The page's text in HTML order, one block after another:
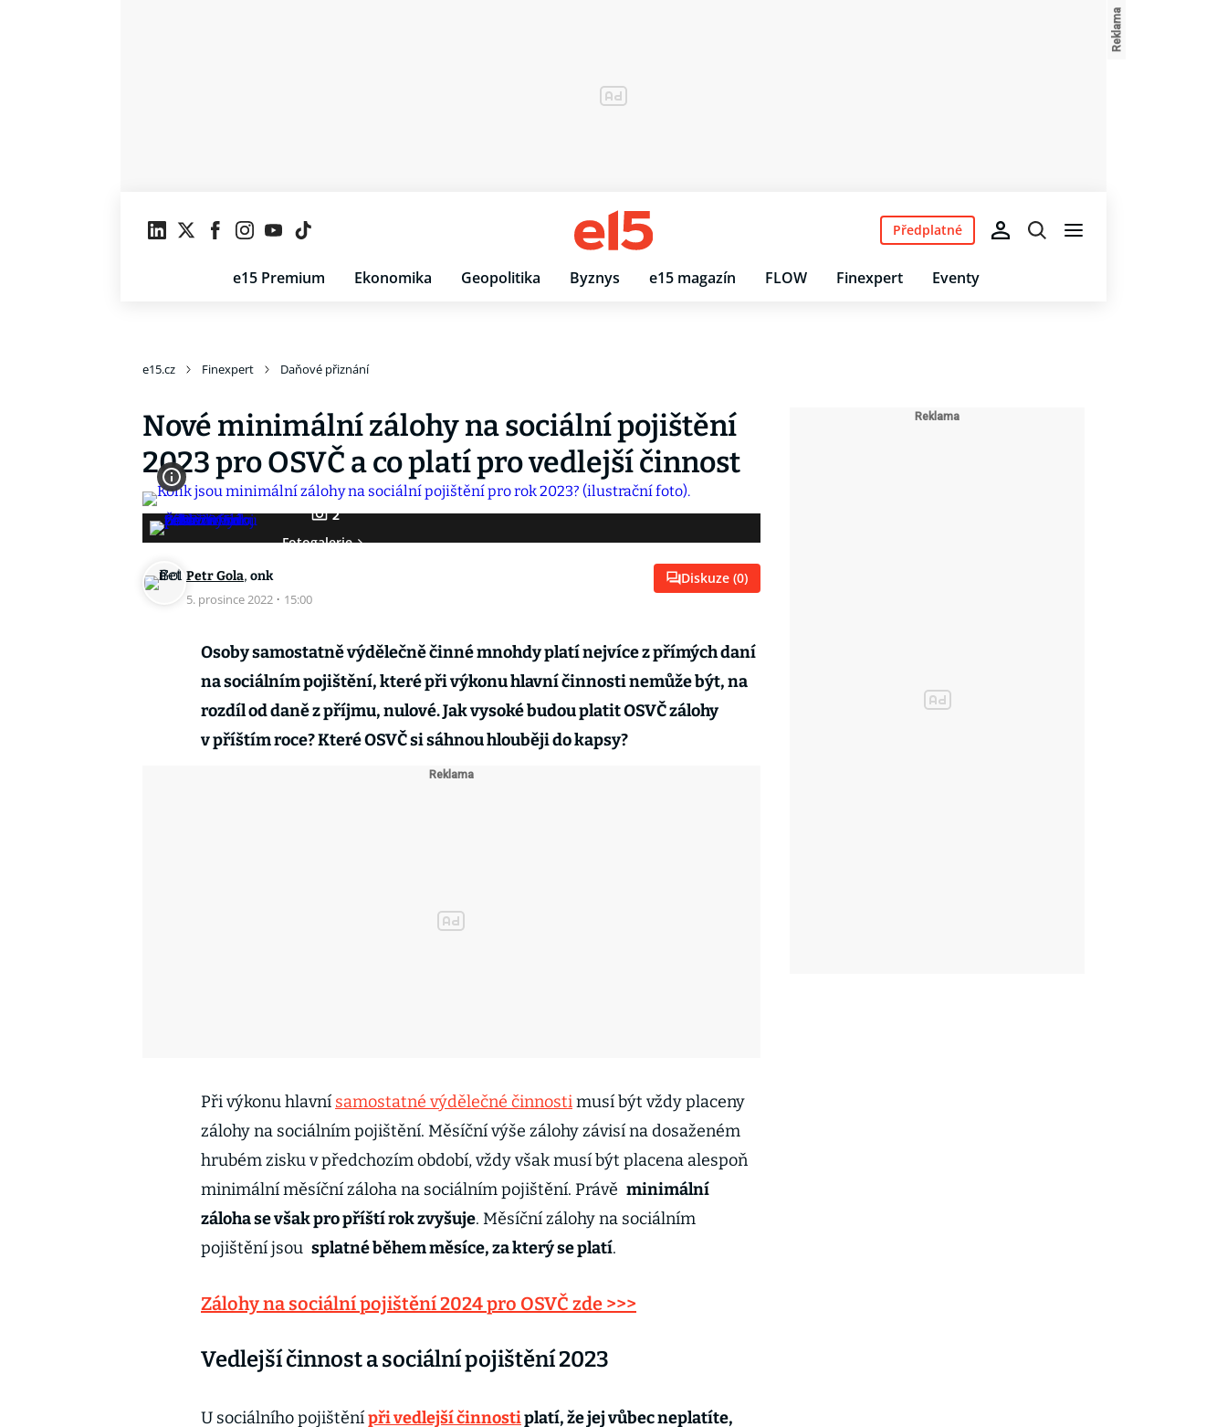
e15 Premium Ekonomika Geopolitika Byznys e15 magazín FLOW Finexpert Eventy
Předplatné
e15.cz Finexpert Daňové přiznání
Nové minimální zálohy na sociální pojištění
2023 pro OSVČ a co platí pro vedlejší činnost
2
Fotogalerie
Petr Gola, onk
5. prosince 2022 · 15:00
Diskuze (0)
Osoby samostatně výdělečně činné mnohdy platí nejvíce z přímých daní
na sociálním pojištění, které při výkonu hlavní činnosti nemůže být, na
rozdíl od daně z příjmu, nulové. Jak vysoké budou platit OSVČ zálohy
v příštím roce? Které OSVČ si sáhnou hlouběji do kapsy?
Při výkonu hlavní samostatné výdělečné činnostimusí být vždy placeny
zálohy na sociálním pojištění. Měsíční výše zálohy závisí na dosaženém
hrubém zisku v předchozím období, vždy však musí být placena alespoň
minimální měsíční záloha na sociálním pojištění. Právě minimální
záloha se však pro příští rok zvyšuje. Měsíční zálohy na sociálním
pojištění jsou splatné během měsíce, za který se platí.
Zálohy na sociální pojištění 2024 pro OSVČ zde >>>
Vedlejší činnost a sociální pojištění 2023
U sociálního pojištěnípři vedlejší činnostiplatí, že jej vůbec neplatíte,